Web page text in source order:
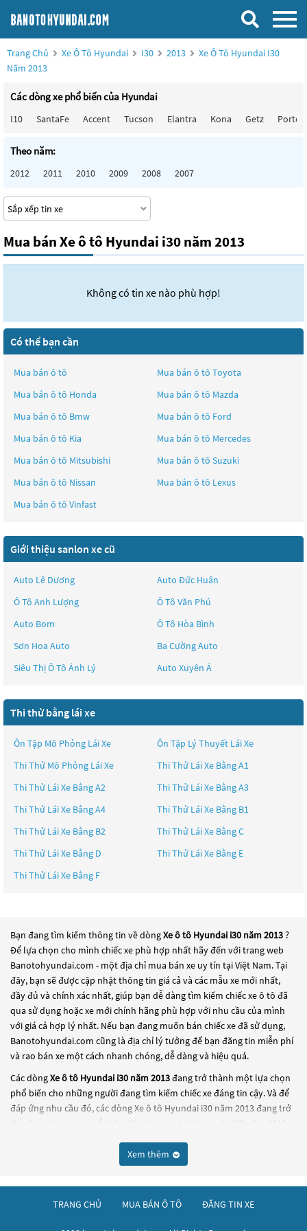
Trang Chủ Xe Ô Tô Hyundai I30 2013
Xe Ô Tô Hyundai I30
Năm 2013
Các dòng xe phổ biến của Hyundai
I10 SantaFe Accent Tucson Elantra Kona Getz Porter
Theo năm:
2012 2011 2010 2009 2008 2007
Mua bán Xe ô tô Hyundai i30 năm 2013
Không có tin xe nào phù hợp!
Có thể bạn cần
Mua bán ô tô Mua bán ô tô Toyota
Mua bán ô tô Honda Mua bán ô tô Mazda
Mua bán ô tô Bmw Mua bán ô tô Ford
Mua bán ô tô Kia Mua bán ô tô Mercedes
Mua bán ô tô Mitsubishi Mua bán ô tô Suzuki
Mua bán ô tô Nissan Mua bán ô tô Lexus
Mua bán ô tô Vinfast
Giới thiệu sanlon xe cũ
Auto Lê Dương
Auto Đức Huân
Ô Tô Anh Lượng
Ô Tô Văn Phú
Auto Bom
Ô Tô Hòa Bình
Sơn Hoa Auto
Ba Cường Auto
Siêu Thị Ô Tô Ánh Lý
Auto Xuyên Á
Thi thử bằng lái xe
Ôn Tập Mô Phỏng Lái Xe
Ôn Tập Lý Thuyết Lái Xe
Thi Thử Mô Phỏng Lái Xe
Thi Thử Lái Xe Bằng A1
Thi Thử Lái Xe Bằng A2
Thi Thử Lái Xe Bằng A3
Thi Thử Lái Xe Bằng A4
Thi Thử Lái Xe Bằng B1
Thi Thử Lái Xe Bằng B2
Thi Thử Lái Xe Bằng C
Thi Thử Lái Xe Bằng D
Thi Thử Lái Xe Bằng E
Thi Thử Lái Xe Bằng F
Bạn đang tìm kiếm thông tin về dòngXe ô tô Hyundai i30 năm 2013?
Để lựa chọn cho mình chiếc xe phù hợp nhất hãy đến với trang web
Banotohyundai.com - một địa chỉ mua bán xe uy tín tại Việt Nam. Tại
đây, bạn sẽ được cập nhật thông tin giá cả và các mẫu xe mới nhất,
đầy đủ và chính xác nhất, giúp bạn dễ dàng tìm kiếm chiếc xe ô tô đã
qua sử dụng hoặc xe mới chính hãng phù hợp với nhu cầu của mình
với giá cả hợp lý nhất. Nếu bạn đang muốn bán chiếc xe đã sử dụng,
Banotohyundai.com cũng là địa chỉ lý tưởng để bạn đăng tin miễn phí
và rao bán xe một cách nhanh chóng, dễ dàng và hiệu quả.
Các dòngXe ô tô Hyundai i30 năm 2013đang trở thành một lựa chọn
phổ biến cho những người đang tìm kiếm chiếc xe đáng tin cậy. Và để
đáp ứng nhu cầu đó, các dòngXe ô tô Hyundai i30 năm 2013đang trở
thành sự lựa chọn phổ biến. Các dòng
dòng xe mới với thiết kế hiện đại và công nghệ tiên tiến. Các dòng
này đều được kiểm tra và bảo dưỡng kỹ
lưỡng để đảm bảo chất lượng và hiệu suất tốt nhất. Nếu bạn đang tìm
kiếm một chiếc xe, hãy khám phá các dòng
Xe ô tô Hyundai i30 năm
Xem thêm
TRANG CHỦ MUA BÁN Ô TÔ ĐĂNG TIN XE